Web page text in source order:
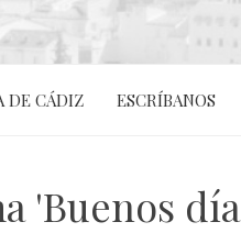
DE CÁDIZ ESCRÍBANOS
'Buenos